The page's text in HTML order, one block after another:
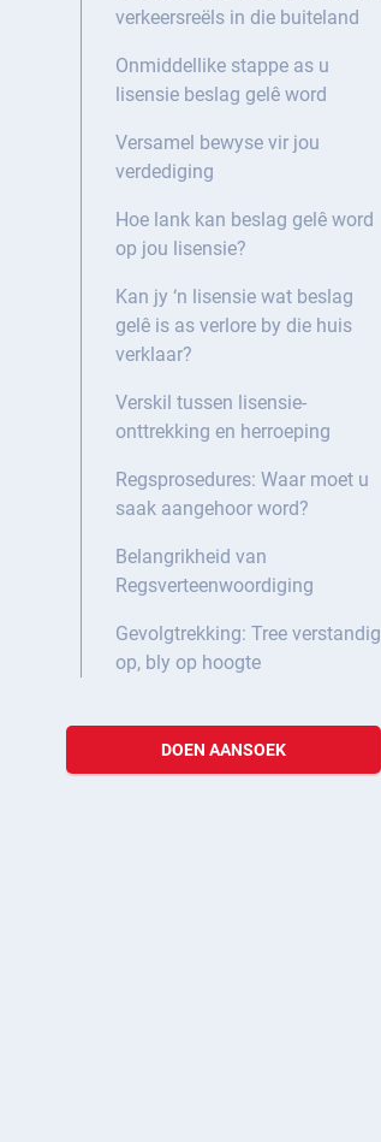
verkeersreëls in die buiteland
Onmiddellike stappe as u
lisensie beslag gelê word
Versamel bewyse vir jou
verdediging
Hoe lank kan beslag gelê word
op jou lisensie?
Kan jy ‘n lisensie wat beslag
gelê is as verlore by die huis
verklaar?
Verskil tussen lisensie-
onttrekking en herroeping
Regsprosedures: Waar moet u
saak aangehoor word?
Belangrikheid van
Regsverteenwoordiging
Gevolgtrekking: Tree verstandig
op, bly op hoogte
DOEN AANSOEK